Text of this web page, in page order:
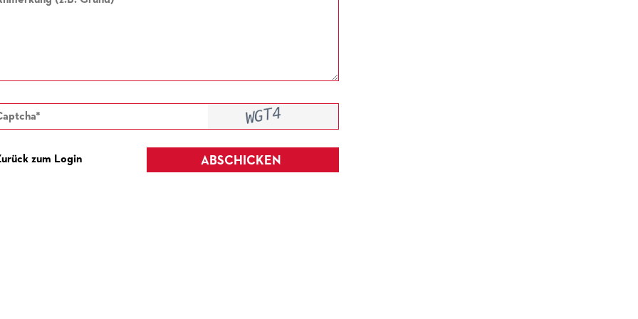
ABSCHICKEN
zum Login